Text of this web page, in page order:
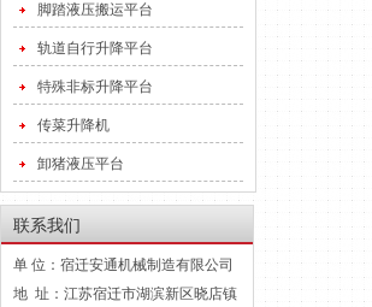
脚踏液压搬运平台
轨道自行升降平台
特殊非标升降平台
传菜升降机
卸猪液压平台
联系我们
单 位：宿迁安通机械制造有限公司
地 址：江苏宿迁市湖滨新区晓店镇